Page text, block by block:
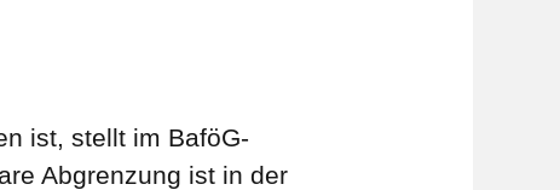
ist, stellt im BaföG-
Abgrenzung ist in der